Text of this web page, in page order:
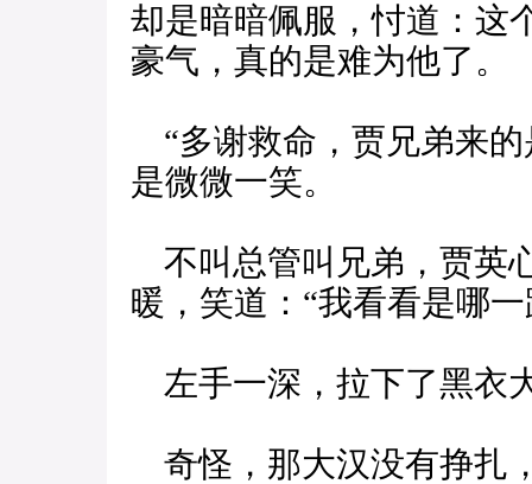
却是暗暗佩服，忖道：这
豪气，真的是难为他了。
“多谢救命，贾兄弟来的
是微微一笑。
不叫总管叫兄弟，贾英
暖，笑道：“我看看是哪
左手一深，拉下了黑衣
奇怪，那大汉没有挣扎